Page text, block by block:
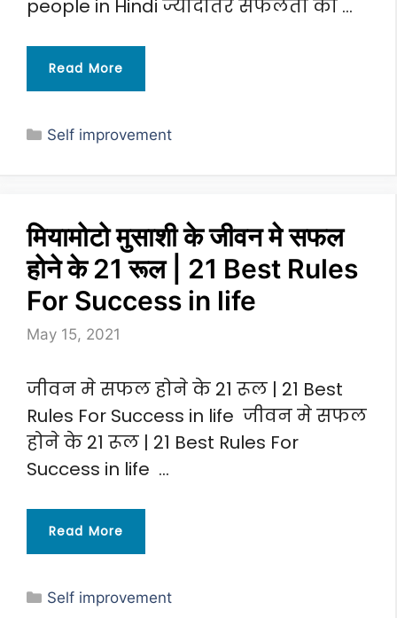
people in Hindi ज्यादातर सफलता को …
Read More
Categories
Self improvement
मियामोटो मुसाशी के जीवन मे सफल
होने के 21 रूल | 21 Best Rules
For Success in life
May 15, 2021
जीवन मे सफल होने के 21 रूल | 21 Best
Rules For Success in life जीवन मे सफल
होने के 21 रूल | 21 Best Rules For
Success in life …
Read More
Categories
Self improvement